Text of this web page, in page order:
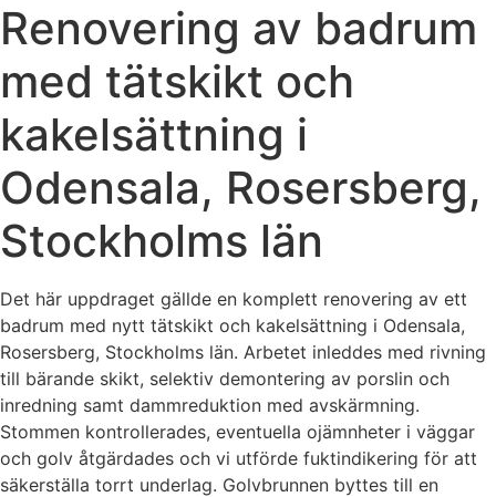
Renovering av badrum
med tätskikt och
kakelsättning i
Odensala, Rosersberg,
Stockholms län
Det här uppdraget gällde en komplett renovering av ett
badrum med nytt tätskikt och kakelsättning i Odensala,
Rosersberg, Stockholms län. Arbetet inleddes med rivning
till bärande skikt, selektiv demontering av porslin och
inredning samt dammreduktion med avskärmning.
Stommen kontrollerades, eventuella ojämnheter i väggar
och golv åtgärdades och vi utförde fuktindikering för att
säkerställa torrt underlag. Golvbrunnen byttes till en